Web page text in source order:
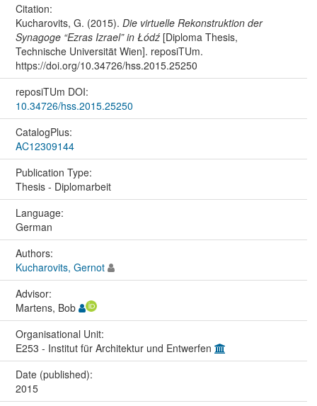
Citation:
Kucharovits, G. (2015). Die virtuelle Rekonstruktion der
Synagoge “Ezras Izrael” in Łódź[Diploma Thesis,
Technische Universität Wien]. reposiTUm.
https://doi.org/10.34726/hss.2015.25250
reposiTUm DOI:
10.34726/hss.2015.25250
CatalogPlus:
AC12309144
Publication Type:
Thesis - Diplomarbeit
Language:
German
Authors:
Kucharovits, Gernot
Advisor:
Martens, Bob
Organisational Unit:
E253 - Institut für Architektur und Entwerfen
Date (published):
2015